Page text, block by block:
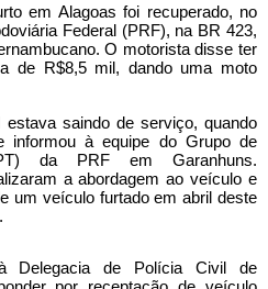
em Alagoas foi recuperado, no
Federal (PRF), na BR 423,
O motorista disse ter
de R$8,5 mil, dando uma moto
saindo de serviço, quando
informou à equipe do Grupo de
da PRF em Garanhuns.
a abordagem ao veículo e
um veículo furtado em abril deste
Delegacia de Polícia Civil de